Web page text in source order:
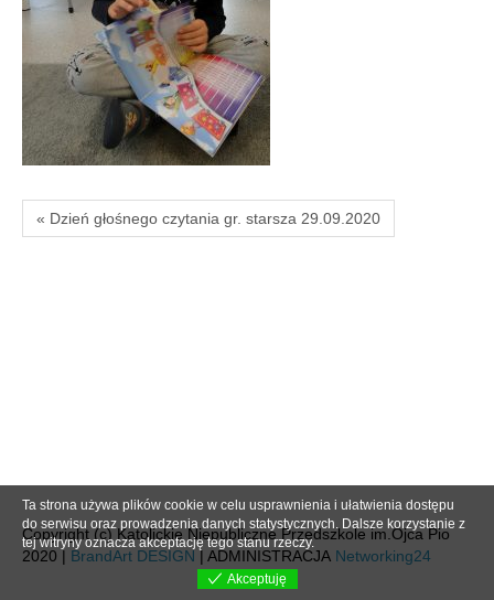
« Dzień głośnego czytania gr. starsza 29.09.2020
Copyright (c) Katolickie Niepubliczne Przedszkole im.Ojca Pio
2020 | BrandArt DESIGN | ADMINISTRACJA Networking24
Ta strona używa plików cookie w celu usprawnienia i ułatwienia dostępu
do serwisu oraz prowadzenia danych statystycznych. Dalsze korzystanie z
tej witryny oznacza akceptację tego stanu rzeczy.
Akceptuję